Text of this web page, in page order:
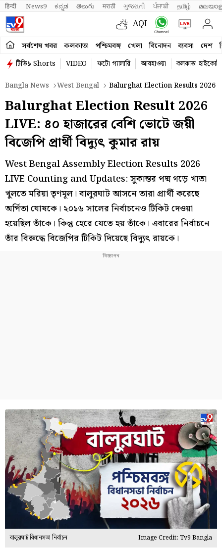
हिन्दी News9 ಕನ್ನಡ తెలుగు मराठी ગુજરાતી ਪੰਜਾਬੀ தமிழ்
AQI
সর্বশেষ খবর কলকাতা পশ্চিমবঙ্গ খেলা বিনোদন ব্যবসা দেশ
টিভি৯ Shorts VIDEO ফটো গ্যালারি আবহাওয়া
কলকাতা হাইকোর্ট
Bangla News
West Bengal Balurghat Election Results 2026
Balurghat Election Result 2026
LIVE: ৪০ হাজারের বেশি ভোটে জয়ী
বিজেপি প্রার্থী বিদ্যুৎ কুমার রায়
West Bengal Assembly Election Results 2026
LIVE Counting and Updates: সুকান্তর পদ্ম গড়ে খাতা
খুলতে মরিয়া তৃণমূল। বালুরঘাট আসনে তারা প্রার্থী করেছে
অর্পিতা ঘোষকে। ২০১৬ সালের নির্বাচনেও টিকিট দেওয়া
হয়েছিল তাঁকে। কিন্তু হেরে যেতে হয় তাঁকে। এবারের নির্বাচনে
তাঁর বিরুদ্ধে বিজেপির টিকিট দিয়েছে বিদ্যুৎ রায়কে।
বালুরঘাট বিধানসভা নির্বাচন
Image Credit: Tv9 Bangla